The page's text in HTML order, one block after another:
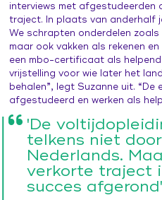
interviews met afgestudeerden
traject. In plaats van anderhalf
We schrapten onderdelen
maar ook vakken als rekenen
een mbo-certificaat als
vrijstelling voor wie later het
behalen”, legt Suzanne uit.
afgestudeerd en werken als
'De
telkens niet
Nederlands.
verkorte traject
succes afgerond'